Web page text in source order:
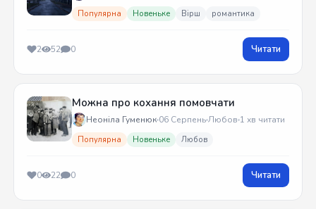
Популярна Новеньке Вірш романтика
2 52 0 Читати
Можна про кохання помовчати
Неоніла Гуменюк 06 СерпеньЛюбов 1 хв читати
Популярна Новеньке Любов
0 22 0 Читати